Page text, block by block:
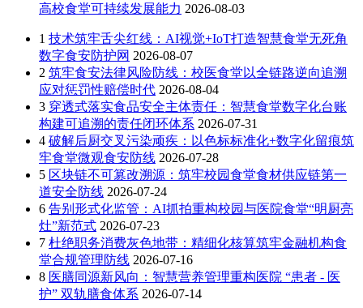
高校食堂可持续发展能力 2026-08-03
1 技术筑牢舌尖红线：AI视觉+IoT打造智慧食堂无死角
数字食安防护网 2026-08-07
2 筑牢食安法律风险防线：校医食堂以全链路逆向追溯
应对惩罚性赔偿时代 2026-08-04
3 穿透式落实食品安全主体责任：智慧食堂数字化台账
构建可追溯的责任闭环体系 2026-07-31
4 破解后厨交叉污染顽疾：以色标标准化+数字化留痕筑
牢食堂微观食安防线 2026-07-28
5 区块链不可篡改溯源：筑牢校园食堂食材供应链第一
道安全防线 2026-07-24
6 告别形式化监管：AI抓拍重构校园与医院食堂“明厨亮
灶”新范式 2026-07-23
7 杜绝职务消费灰色地带：精细化核算筑牢金融机构食
堂合规管理防线 2026-07-16
8 医膳同源新风向：智慧营养管理重构医院 “患者 - 医
护” 双轨膳食体系 2026-07-14